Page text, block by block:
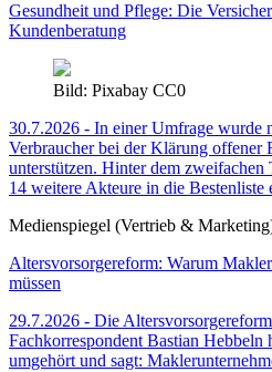
Gesundheit und Pflege: Die
Kundenberatung
Bild: Pixabay CC0
30.7.2026 - In einer Umfrage wurde
Verbraucher bei der Klärung offener
unterstützen. Hinter dem
14 weitere Akteure in die Bestenliste
Medienspiegel (Vertrieb &
Altersvorsorgereform: Warum
müssen
29.7.2026 - Die
Fachkorrespondent Bastian Hebbeln
umgehört und sagt: